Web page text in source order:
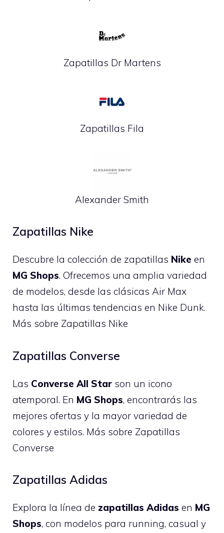
Zapatillas Dr Martens
Zapatillas Fila
Alexander Smith
Zapatillas Nike
Descubre la colección de zapatillas Nike en
MG Shops. Ofrecemos una amplia variedad
de modelos, desde las clásicas Air Max
hasta las últimas tendencias en Nike Dunk.
Más sobre Zapatillas Nike
Zapatillas Converse
Las Converse All Star son un icono
atemporal. En MG Shops, encontrarás las
mejores ofertas y la mayor variedad de
colores y estilos. Más sobre Zapatillas
Converse
Zapatillas Adidas
Explora la línea de zapatillas Adidas en MG
Shops, con modelos para running, casual y